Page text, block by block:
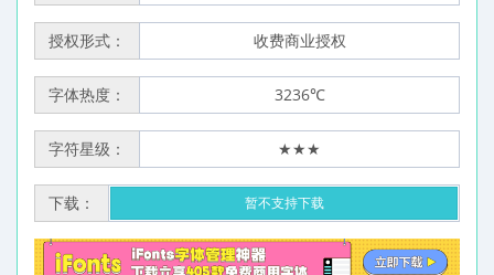
授权形式： 收费商业授权
字体热度： 3236℃
字符星级： ★★★
下载： 暂不支持下载